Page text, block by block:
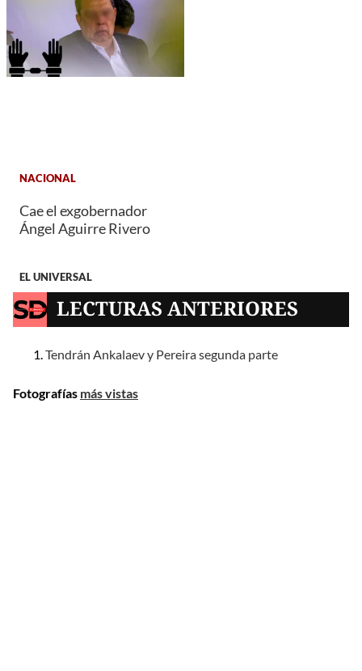
NACIONAL
Cae el exgobernador
Ángel Aguirre Rivero
EL UNIVERSAL
LECTURAS ANTERIORES
Tendrán Ankalaev y Pereira segunda parte
Fotografías más vistas